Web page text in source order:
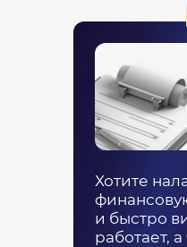
Хотите
и быстро
работает,